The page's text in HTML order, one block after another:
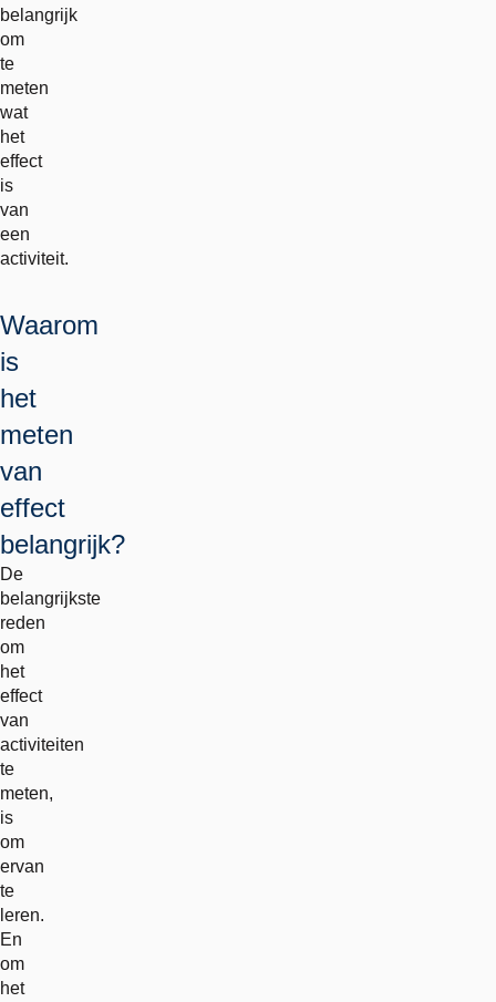
belangrijk
om
te
meten
wat
het
effect
is
van
een
activiteit.
Waarom
is
het
meten
van
effect
belangrijk?
De
belangrijkste
reden
om
het
effect
van
activiteiten
te
meten,
is
om
ervan
te
leren.
En
om
het